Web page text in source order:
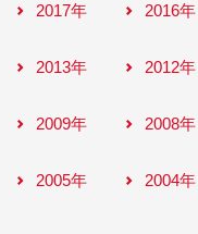
2017年 2016年
2013年 2012年
2009年 2008年
2005年 2004年